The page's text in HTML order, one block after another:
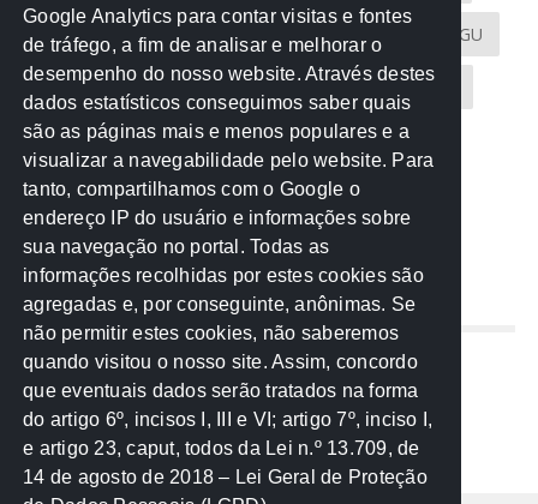
Atricon Audicom CAU-MT CGU
CREA-MT Eventos MPC-MT MPE-MT
MPF Notícias PF PGE-MT PGR
Receita Federal Sem categoria
TCE-MT TCU TRE
REDE NOS ESTADOS
Mato Grosso do Sul
Paraná
Nacional
Google Analytics para contar visitas e fontes
de tráfego, a fim de analisar e melhorar o
desempenho do nosso website. Através destes
dados estatísticos conseguimos saber quais
são as páginas mais e menos populares e a
visualizar a navegabilidade pelo website. Para
tanto, compartilhamos com o Google o
endereço IP do usuário e informações sobre
sua navegação no portal. Todas as
informações recolhidas por estes cookies são
agregadas e, por conseguinte, anônimas. Se
não permitir estes cookies, não saberemos
quando visitou o nosso site. Assim, concordo
que eventuais dados serão tratados na forma
do artigo 6º, incisos I, III e VI; artigo 7º, inciso I,
e artigo 23, caput, todos da Lei n.º 13.709, de
14 de agosto de 2018 – Lei Geral de Proteção